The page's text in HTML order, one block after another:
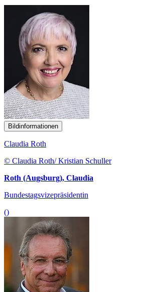
Bildinformationen
Claudia Roth
© Claudia Roth/ Kristian Schuller
Roth (Augsburg), Claudia
Bundestagsvizepräsidentin
()